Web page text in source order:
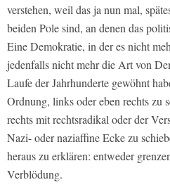
verstehen, weil das ja nun mal,
beiden Pole sind, an denen das
Eine Demokratie, in der es nicht
jedenfalls nicht mehr die Art von
Laufe der Jahrhunderte gewöhnt
Ordnung, links oder eben rechts zu
rechts mit rechtsradikal oder der
Nazi- oder naziaffine Ecke zu
heraus zu erklären: entweder
Verblödung.